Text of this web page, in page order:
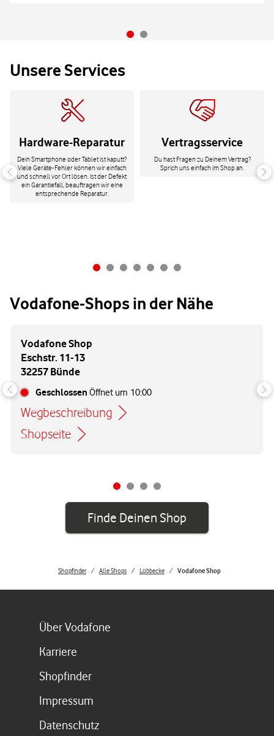
Unsere Services
Hardware-Reparatur
Dein Smartphone oder Tablet ist kaputt?
Viele Geräte-Fehler können wir einfach
und schnell vor Ort lösen. Ist der Defekt
ein Garantiefall, beauftragen wir eine
entsprechende Reparatur.
Vertragsservice
Du hast Fragen zu Deinem Vertrag?
Sprich uns einfach im Shop an.
Vodafone-Shops in der Nähe
Vodafone Shop
Eschstr. 11-13
32257 Bünde
Geschlossen Öffnet um 10:00
Wegbeschreibung
Link öffnet in einem neuen Tab
Shopseite
Finde Deinen Shop
Shopfinder Alle Shops Lübbecke Vodafone Shop
Über Vodafone
Karriere
ShopfinderLink öffnet in einem neuen Tab
Impressum
Datenschutz